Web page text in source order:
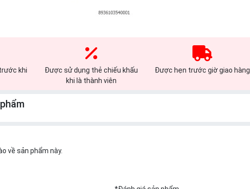
khi
Được sử dụng thẻ chiếu khấu
khi là thành viên
Được hẹn trước giờ giao hàng
về sản phẩm này.